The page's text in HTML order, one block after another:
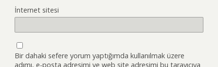
İnternet sitesi
Bir dahaki sefere yorum yaptığımda kullanılmak üzere
adımı, e-posta adresimi ve web site adresimi bu tarayıcıya